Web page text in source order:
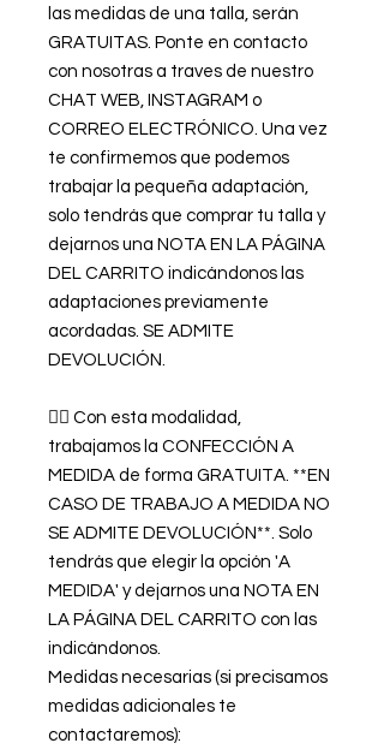
las medidas de una talla, serán
GRATUITAS. Ponte en contacto
con nosotras a traves de nuestro
CHAT WEB, INSTAGRAM o
CORREO ELECTRÓNICO. Una vez
te confirmemos que podemos
trabajar la pequeña adaptación,
solo tendrás que comprar tu talla y
dejarnos una NOTA EN LA PÁGINA
DEL CARRITO indicándonos las
adaptaciones previamente
acordadas. SE ADMITE
DEVOLUCIÓN.
👉🏿 Con esta modalidad,
trabajamos la CONFECCIÓN A
MEDIDA de forma GRATUITA. **EN
CASO DE TRABAJO A MEDIDA NO
SE ADMITE DEVOLUCIÓN**. Solo
tendrás que elegir la opción 'A
MEDIDA' y dejarnos una NOTA EN
LA PÁGINA DEL CARRITO con las
indicándonos.
Medidas necesarias (si precisamos
medidas adicionales te
contactaremos):